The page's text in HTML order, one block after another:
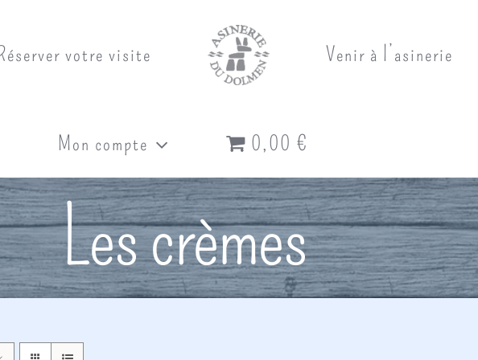
votre visite Venir à l’asinerie
Mon compte 0,00 €
Les crèmes